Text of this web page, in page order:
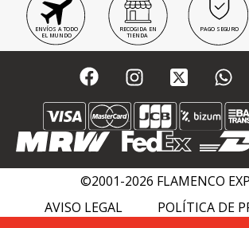
ENVÍOS A TODO
EL MUNDO
RECOGIDA EN
TIENDA
PAGO SEGURO
©2001-2026 FLAMENCO
AVISO LEGAL
POLÍTICA DE